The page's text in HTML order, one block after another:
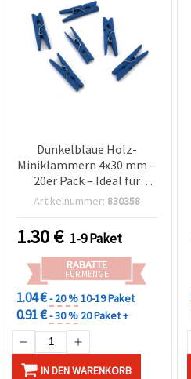
Dunkelblaue Holz-
Miniklammern 4x30 mm –
20er Pack – Ideal für
kreative Bastelideen,
Geschenkverpackung
Artikelnummer: 830358
1.30€ 1-9 Paket
RABATTE
FÜR MENGE
1.04 €- 20 %10-19 Paket
0.91 €- 30 % 20 Paket +
IN DEN WARENKORB